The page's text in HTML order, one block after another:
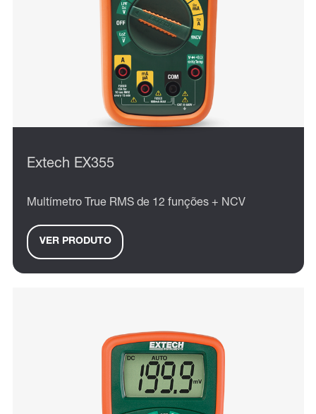
Extech EX355
Multímetro True RMS de 12 funções + NCV
VER PRODUTO